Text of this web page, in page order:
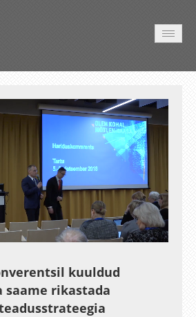
:
Esituskiirused
Auto
kuuldud
saame rikastada